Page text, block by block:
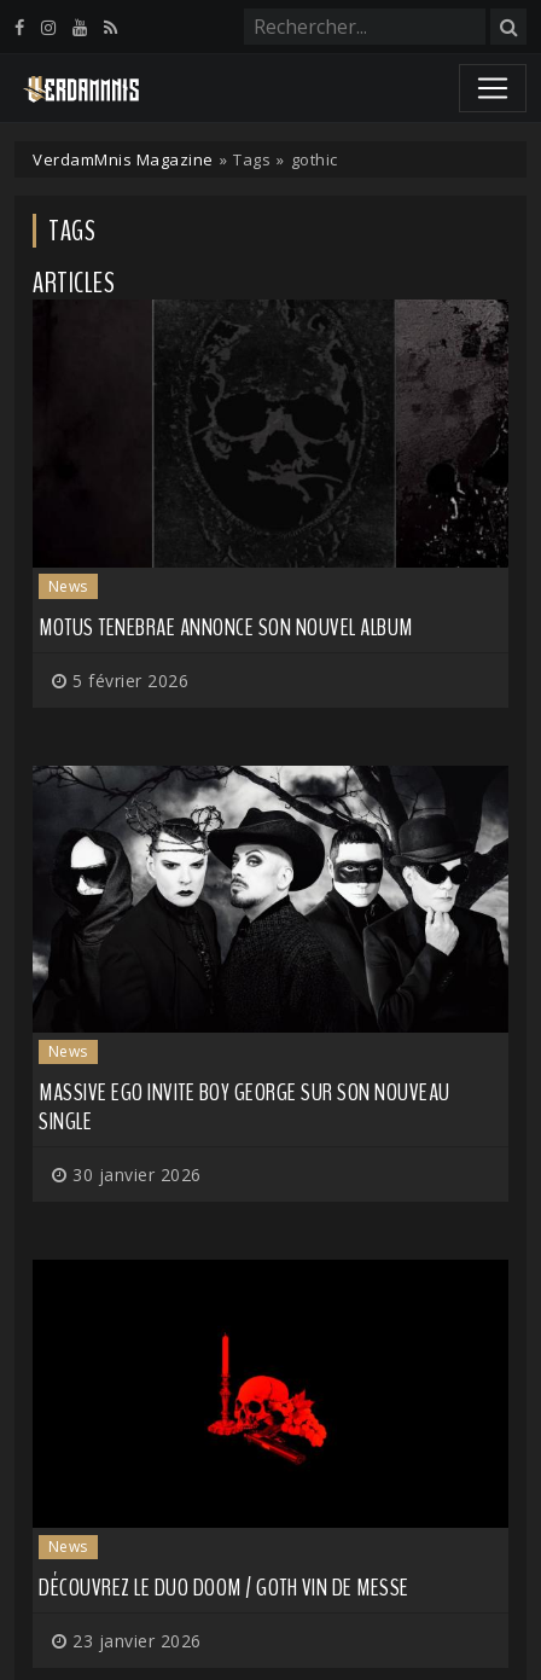
VerdamMnis Magazine » Tags » gothic
TAGS
ARTICLES
News
MOTUS TENEBRAE ANNONCE SON NOUVEL ALBUM
5 février 2026
News
MASSIVE EGO INVITE BOY GEORGE SUR SON NOUVEAU
SINGLE
30 janvier 2026
News
DÉCOUVREZ LE DUO DOOM / GOTH VIN DE MESSE
23 janvier 2026
Panneau de gestion des cookies